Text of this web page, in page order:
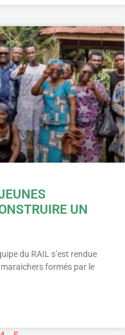
UN
du RAIL s’est rendue
formés par le